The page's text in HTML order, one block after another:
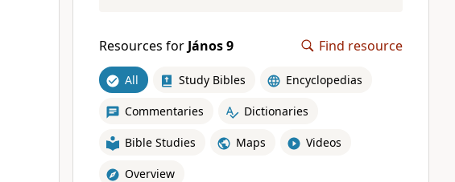
Resources for János 9 Find resource
All Study Bibles Encyclopedias
Commentaries Dictionaries
Bible Studies Maps Videos
Overview